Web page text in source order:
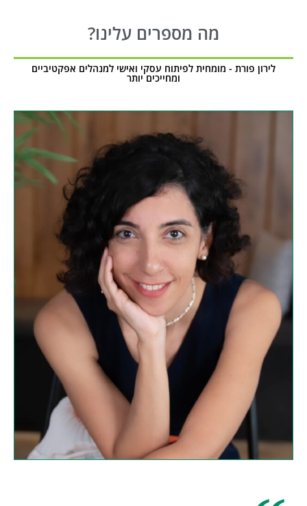
מה מספרים עלינו?
לירון פורת - מומחית לפיתוח עסקי ואישי למנהלים אפקטיביים
ומחייכים יותר